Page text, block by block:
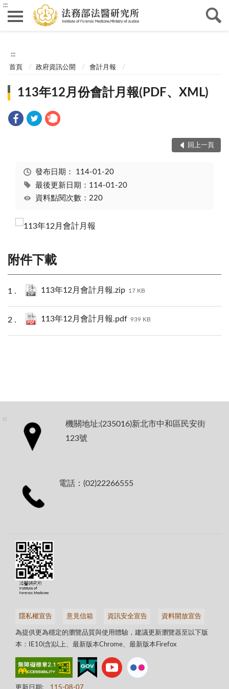
:::
:::
首頁 政府資訊公開 會計月報
113年12月份會計月報(PDF、XML)
回上一頁
發布日期： 114-01-20
最後更新日期：114-01-20
資料點閱次數：220
附件下載
113年12月會計月報.zip 17 KB
113年12月會計月報.pdf 939 KB
:::
機關地址:(235016)新北市中和區民安街
123號
電話：(02)22266555
隱私權宣告 意見信箱 資訊安全宣告 資料開放宣告
為提供更為穩定的瀏覽品質與使用體驗，建議更新瀏覽器至以下版
本：IE10(含)以上、最新版本Chrome、最新版本Firefox
更新日期: 115-08-07